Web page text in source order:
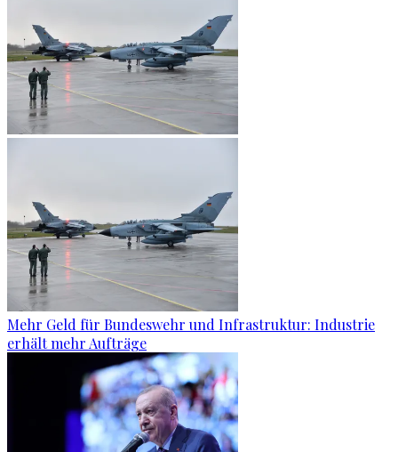
Mehr Geld für Bundeswehr und Infrastruktur: Industrie
erhält mehr Aufträge